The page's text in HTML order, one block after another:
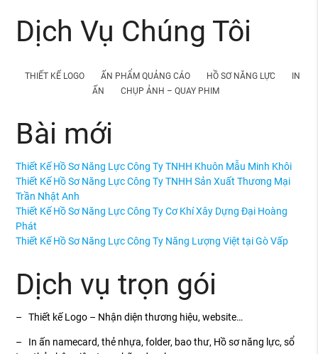
Dịch Vụ Chúng Tôi
THIẾT KẾ LOGO ẤN PHẨM QUẢNG CÁO HỒ SƠ NĂNG LỰC
IN
ẤN
CHỤP ẢNH – QUAY PHIM
Bài mới
Thiết Kế Hồ Sơ Năng Lực Công Ty TNHH Khuôn Mẫu Minh Khôi
Thiết Kế Hồ Sơ Năng Lực Công Ty TNHH Sản Xuất Thương Mại
Trần Nhật Anh
Thiết Kế Hồ Sơ Năng Lực Công Ty Cơ Khí Xây Dựng Đại Hoàng
Phát
Thiết Kế Hồ Sơ Năng Lực Công Ty Năng Lượng Việt tại Gò Vấp
Dịch vụ trọn gói
– Thiết kế Logo – Nhận diện thương hiệu, website…
– In ấn namecard, thẻ nhựa, folder, bao thư, Hồ sơ năng lực, sổ